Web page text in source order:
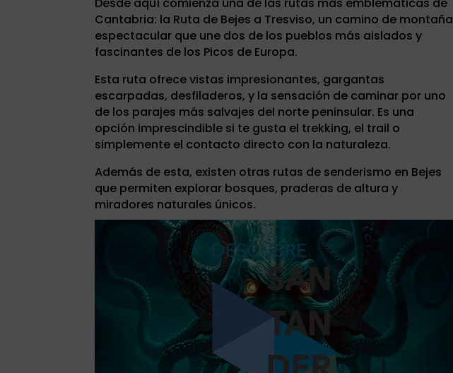
Desde aquí comienza una de las rutas más emblemáticas de
Cantabria: la Ruta de Bejes a Tresviso, un camino de montaña
espectacular que une dos de los pueblos más aislados y
fascinantes de los Picos de Europa.
Esta ruta ofrece vistas impresionantes, gargantas
escarpadas, desfiladeros, y la sensación de caminar por uno
de los parajes más salvajes del norte peninsular. Es una
opción imprescindible si te gusta el trekking, el trail o
simplemente el contacto directo con la naturaleza.
Además de esta, existen otras rutas de senderismo en Bejes
que permiten explorar bosques, praderas de altura y
miradores naturales únicos.